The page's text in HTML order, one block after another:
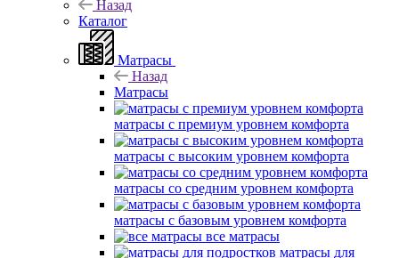
Назад
Каталог
Матрасы
Назад
Матрасы
матрасы с премиум уровнем комфорта
матрасы с высоким уровнем комфорта
матрасы со средним уровнем комфорта
матрасы с базовым уровнем комфорта
все матрасы
матрасы для